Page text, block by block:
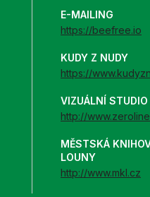
E-MAILING
https://beefree.io
KUDY Z NUDY
https://
VIZUÁLNÍ
http://
MĚSTSKÁ
LOUNY
http://www.mkl.cz